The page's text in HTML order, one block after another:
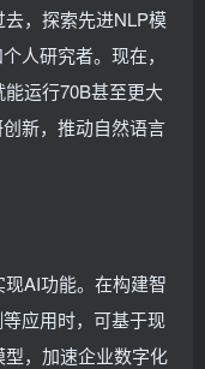
，探索先进NLP模
人研究者。现在，
运行70B甚至更大
新，推动自然语言
AI功能。在构建智
应用时，可基于现
，加速企业数字化